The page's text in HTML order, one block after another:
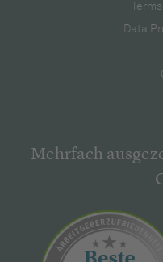
Data
Mehrfach